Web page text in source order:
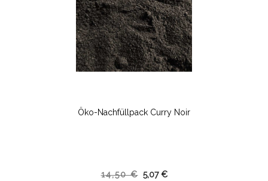
Öko-Nachfüllpack Curry Noir
14,50 € 5,07 €